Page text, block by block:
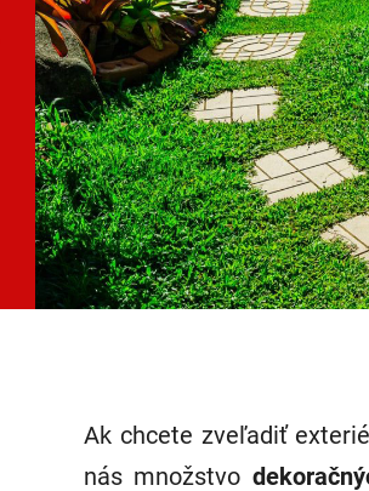
Ak chcete zveľadiť
nás množstvo